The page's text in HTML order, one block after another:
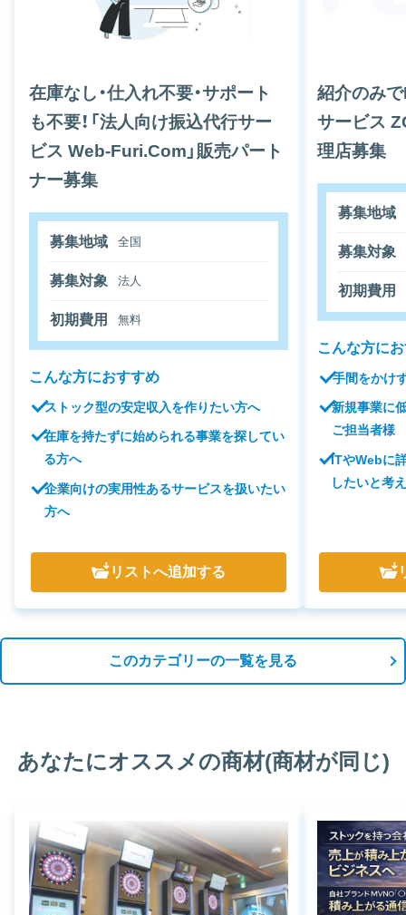
在庫なし・仕入れ不要・サポート
も不要！「法人向け振込代行サー
ビス Web-Furi.Com」販売パート
ナー募集
募集地域 全国
募集対象 法人
初期費用 無料
こんな方におすすめ
ストック型の安定収入を作りたい方へ
在庫を持たずに始められる事業を探してい
る方へ
企業向けの実用性あるサービスを扱いたい
方へ
リストへ追加する
紹介のみで
サービス
理店募集
募集地域
募集対象
初期費用
こんな方に
手間をかけ
新規事業に
ご担当者様
ITやWebに
したいと考
このカテゴリーの一覧を見る
あなたにオススメの商材(商材が同じ)